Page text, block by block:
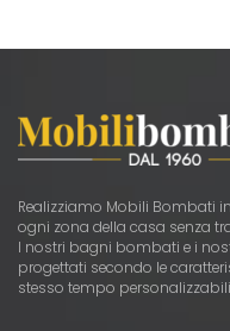
Realizziamo Mobili Bombati
ogni zona della casa senza
I nostri bagni bombati e i
progettati secondo le
stesso tempo